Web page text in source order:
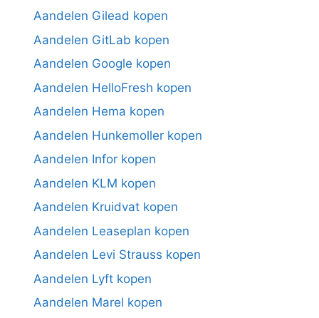
Aandelen Gilead kopen
Aandelen GitLab kopen
Aandelen Google kopen
Aandelen HelloFresh kopen
Aandelen Hema kopen
Aandelen Hunkemoller kopen
Aandelen Infor kopen
Aandelen KLM kopen
Aandelen Kruidvat kopen
Aandelen Leaseplan kopen
Aandelen Levi Strauss kopen
Aandelen Lyft kopen
Aandelen Marel kopen